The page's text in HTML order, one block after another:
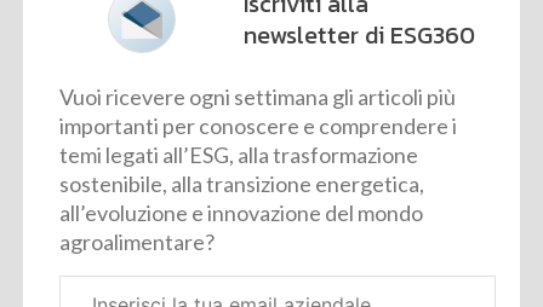
newsletter di ESG360
Vuoi ricevere ogni settimana gli articoli più
importanti per conoscere e comprendere i
temi legati all’ESG, alla trasformazione
sostenibile, alla transizione energetica,
all’evoluzione e innovazione del mondo
agroalimentare?